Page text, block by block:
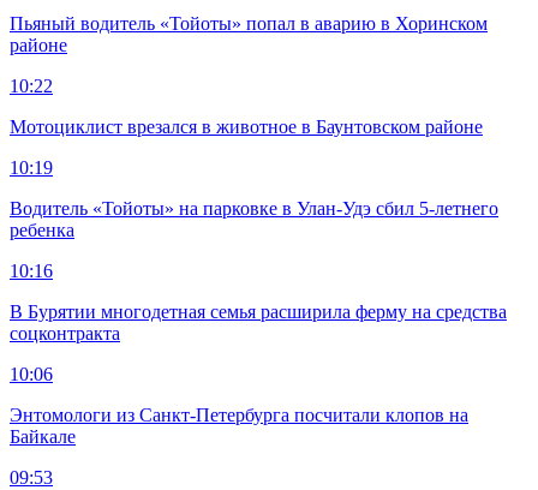
Пьяный водитель «Тойоты» попал в аварию в Хоринском
районе
10:22
Мотоциклист врезался в животное в Баунтовском районе
10:19
Водитель «Тойоты» на парковке в Улан-Удэ сбил 5-летнего
ребенка
10:16
В Бурятии многодетная семья расширила ферму на средства
соцконтракта
10:06
Энтомологи из Санкт-Петербурга посчитали клопов на
Байкале
09:53